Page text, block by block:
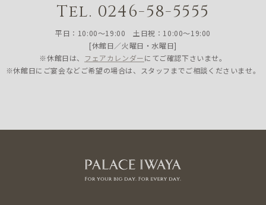
Tel. 0246-58-5555
平日：10:00〜19:00 土日祝：10:00〜19:00
[休館日／火曜日・水曜日]
※休館日は、 フェアカレンダーにてご確認下さいませ。
※休館日にご宴会などご希望の場合は、スタッフまでご相談くださいませ。